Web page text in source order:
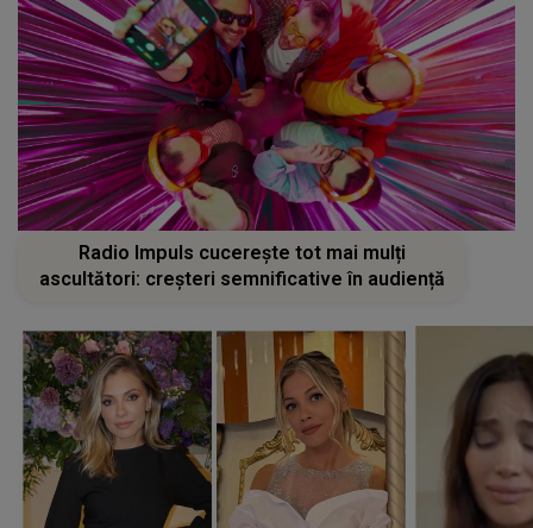
Radio Impuls cucerește tot mai mulți
ascultători: creșteri semnificative în audiență